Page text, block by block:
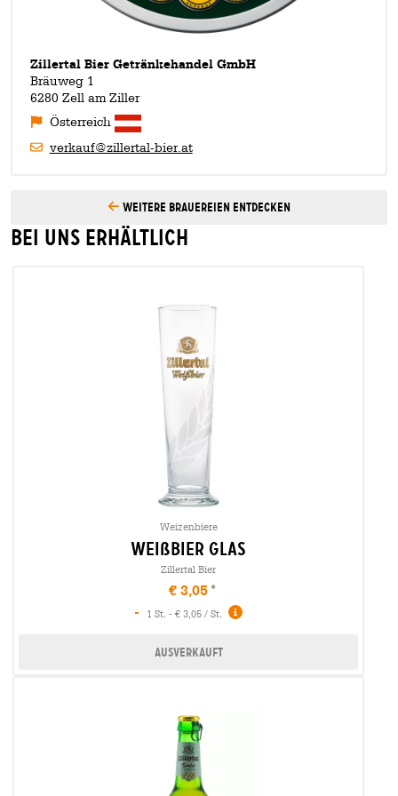
Zillertal Bier Getränkehandel GmbH
Bräuweg 1
6280 Zell am Ziller
Österreich
verkauf@zillertal-bier.at
Weitere Brauereien entdecken
Bei uns erhältlich
Weizenbiere
weißbier glas
Zillertal Bier
€ 3,05
-
1 St. - € 3,05 / St.
Ausverkauft